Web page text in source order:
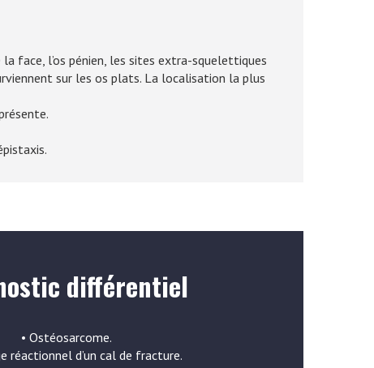
face, l’os pénien, les sites extra-squelettiques
sur les os plats. La localisation la plus
différentiel
• Ostéosarcome.
réactionnel d’un cal de fracture.